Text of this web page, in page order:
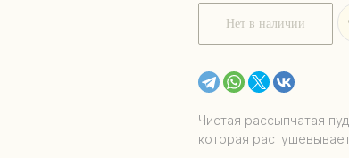
Нет в наличии
Чистая рассыпчатая
которая